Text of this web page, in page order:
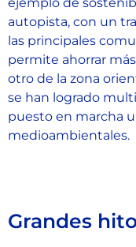
autopista, con un
las principales
permite ahorrar
otro de la zona
se han logrado
puesto en marcha
medioambientales.
Grandes